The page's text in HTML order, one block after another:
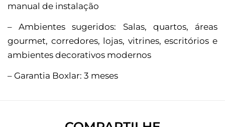
manual de instalação
– Ambientes sugeridos: Salas, quartos, áreas
gourmet, corredores, lojas, vitrines, escritórios e
ambientes decorativos modernos
– Garantia Boxlar: 3 meses